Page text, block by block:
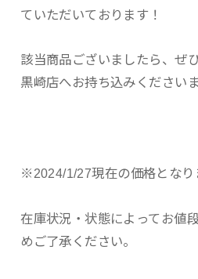
ていただいております！
該当商品ございましたら、ぜ
黒崎店へお持ち込みください
※2024/1/27現在の価格となり
在庫状況・状態によってお値
めご了承ください。